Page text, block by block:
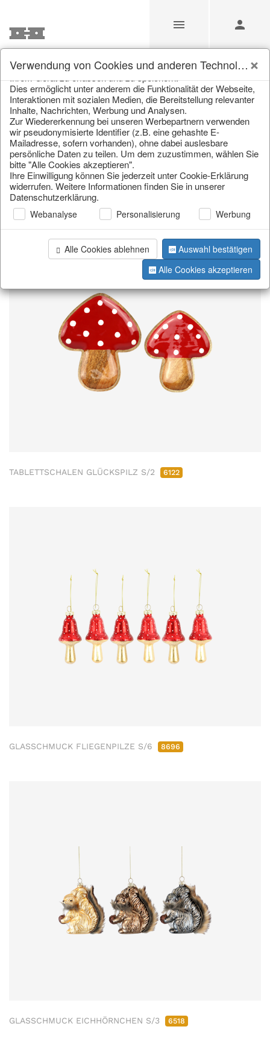
Home/Saisonale Deko/
Seite 1 von 49 Artikel
TABLETTSCHALEN GLÜCKSPILZ S/2 6122
GLASSCHMUCK FLIEGENPILZE S/6 8696
GLASSCHMUCK EICHHÖRNCHEN S/3 6518
Verwendung von Cookies und anderen Technologien
Technologien (im Folgenden: Cookies), um Informationen von
Ihrem Gerät zu erfassen und zu speichern.
Dies ermöglicht unter anderem die Funktionalität der Webseite,
Interaktionen mit sozialen Medien, die Bereitstellung relevanter
Inhalte, Nachrichten, Werbung und Analysen.
Zur Wiedererkennung bei unseren Werbepartnern verwenden
wir pseudonymisierte Identifier (z.B. eine gehashte E-
Mailadresse, sofern vorhanden), ohne dabei auslesbare
persönliche Daten zu teilen. Um dem zuzustimmen, wählen Sie
bitte "Alle Cookies akzeptieren".
Ihre Einwilligung können Sie jederzeit unter Cookie-Erklärung
widerrufen. Weitere Informationen finden Sie in unserer
Datenschutzerklärung.
Webanalyse Personalisierung Werbung
Alle Cookies ablehnen
Auswahl bestätigen
Alle Cookies akzeptieren